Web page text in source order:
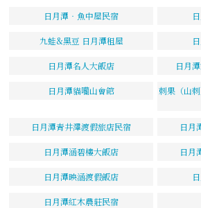
日月潭‧魚中屋民宿
九蛙&黑豆 日月潭租屋
日月潭名人大飯店 日月
日月潭貓囒山會館
刺果（山
日月潭青井澤渡假旅店民宿 日月
日月潭涵碧樓大飯店 日月
日月潭映涵渡假飯店
日月潭紅木農莊民宿